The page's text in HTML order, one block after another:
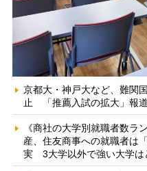
京都大・神戸大など、難関
止 「推薦入試の拡大」報
《商社の大学別就職者数ラ
産、住友商事への就職者は
実 3大学以外で強い大学は